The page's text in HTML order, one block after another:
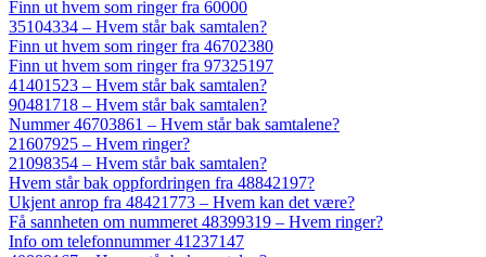
Finn ut hvem som ringer fra 60000
35104334 – Hvem står bak samtalen?
Finn ut hvem som ringer fra 46702380
Finn ut hvem som ringer fra 97325197
41401523 – Hvem står bak samtalen?
90481718 – Hvem står bak samtalen?
Nummer 46703861 – Hvem står bak samtalene?
21607925 – Hvem ringer?
21098354 – Hvem står bak samtalen?
Hvem står bak oppfordringen fra 48842197?
Ukjent anrop fra 48421773 – Hvem kan det være?
Få sannheten om nummeret 48399319 – Hvem ringer?
Info om telefonnummer 41237147